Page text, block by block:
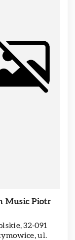
Music Piotr
32-091
ul.